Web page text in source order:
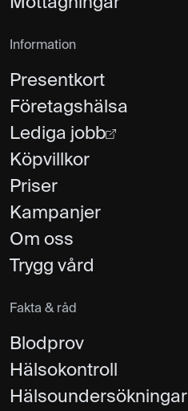
Information
Presentkort
Företagshälsa
Lediga jobb
Köpvillkor
Priser
Kampanjer
Om oss
Trygg vård
Fakta & råd
Blodprov
Hälsokontroll
Hälsoundersökningar